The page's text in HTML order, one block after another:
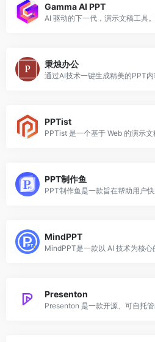
Gamma AI PPT
秉烛办公
PPTist
PPT制作鱼
MindPPT
Presenton